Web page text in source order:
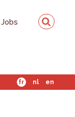
Jobs
fr nl en